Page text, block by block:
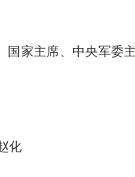
国家主席、中央军委
化